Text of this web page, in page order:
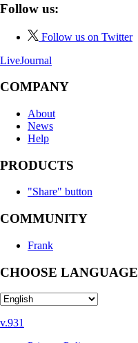
Follow us:
Follow us on Twitter
LiveJournal
COMPANY
About
News
Help
PRODUCTS
"Share" button
COMMUNITY
Frank
CHOOSE LANGUAGE
v.931